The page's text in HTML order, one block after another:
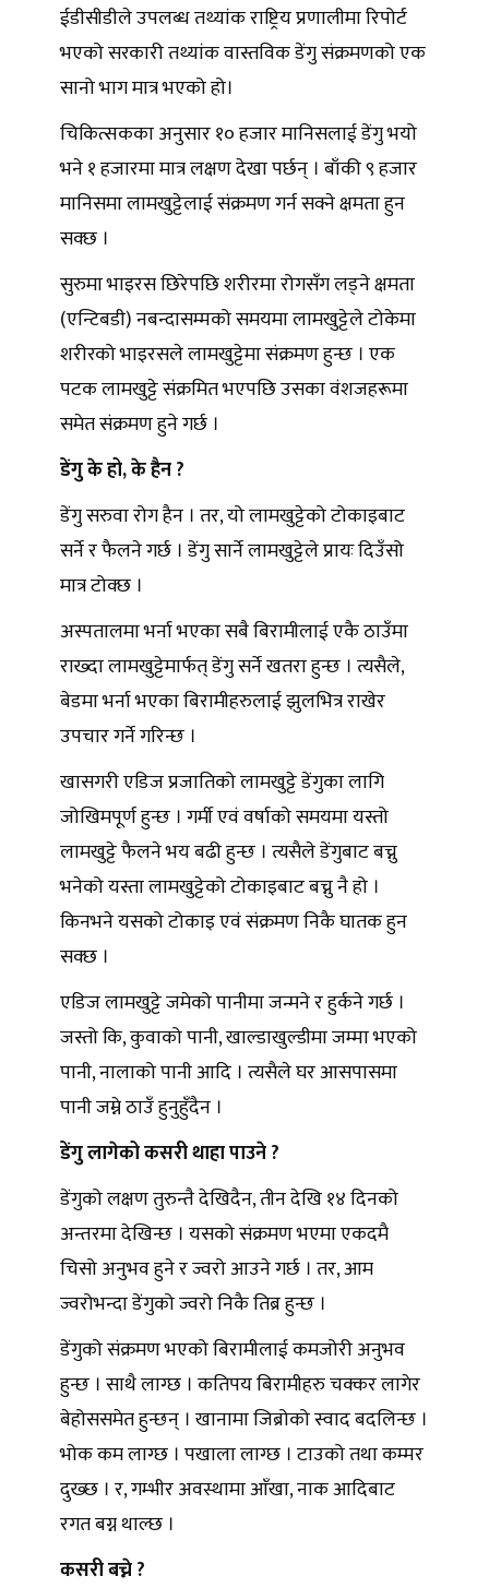
ईडीसीडीले उपलब्ध तथ्यांक राष्ट्रिय प्रणालीमा रिपोर्ट
भएको सरकारी तथ्यांक वास्तविक डेंगु संक्रमणको एक
सानो भाग मात्र भएको हो।
चिकित्सकका अनुसार १० हजार मानिसलाई डेंगु भयो
भने १ हजारमा मात्र लक्षण देखा पर्छन् । बाँकी ९ हजार
मानिसमा लामखुट्टेलाई संक्रमण गर्न सक्ने क्षमता हुन
सक्छ ।
सुरुमा भाइरस छिरेपछि शरीरमा रोगसँग लड्ने क्षमता
(एन्टिबडी) नबन्दासम्मको समयमा लामखुट्टेले टोकेमा
शरीरको भाइरसले लामखुट्टेमा संक्रमण हुन्छ । एक
पटक लामखुट्टे संक्रमित भएपछि उसका वंशजहरूमा
समेत संक्रमण हुने गर्छ ।
डेंगु के हो, के हैन ?
डेंगु सरुवा रोग हैन । तर, यो लामखुट्टेको टोकाइबाट
सर्ने र फैलने गर्छ । डेंगु सार्ने लामखुट्टेले प्रायः दिउँसो
मात्र टोक्छ ।
अस्पतालमा भर्ना भएका सबै बिरामीलाई एकै ठाउँमा
राख्दा लामखुट्टेमार्फत् डेंगु सर्ने खतरा हुन्छ । त्यसैले,
बेडमा भर्ना भएका बिरामीहरुलाई झुलभित्र राखेर
उपचार गर्ने गरिन्छ ।
खासगरी एडिज प्रजातिको लामखुट्टे डेंगुका लागि
जोखिमपूर्ण हुन्छ । गर्मी एवं वर्षाको समयमा यस्तो
लामखुट्टे फैलने भय बढी हुन्छ । त्यसैले डेंगुबाट बच्नु
भनेको यस्ता लामखुट्टेको टोकाइबाट बच्नु नै हो ।
किनभने यसको टोकाइ एवं संक्रमण निकै घातक हुन
सक्छ ।
एडिज लामखुट्टे जमेको पानीमा जन्मने र हुर्कने गर्छ ।
जस्तो कि, कुवाको पानी, खाल्डाखुल्डीमा जम्मा भएको
पानी, नालाको पानी आदि । त्यसैले घर आसपासमा
पानी जम्ने ठाउँ हुनुहुँदैन ।
डेंगु लागेको कसरी थाहा पाउने ?
डेंगुको लक्षण तुरुन्तै देखिदैन, तीन देखि १४ दिनको
अन्तरमा देखिन्छ । यसको संक्रमण भएमा एकदमै
चिसो अनुभव हुने र ज्वरो आउने गर्छ । तर, आम
ज्वरोभन्दा डेंगुको ज्वरो निकै तिब्र हुन्छ ।
डेंगुको संक्रमण भएको बिरामीलाई कमजोरी अनुभव
हुन्छ । साथै लाग्छ । कतिपय बिरामीहरु चक्कर लागेर
बेहोससमेत हुन्छन् । खानामा जिब्रोको स्वाद बदलिन्छ ।
भोक कम लाग्छ । पखाला लाग्छ । टाउको तथा कम्मर
दुख्छ । र, गम्भीर अवस्थामा आँखा, नाक आदिबाट
रगत बग्न थाल्छ ।
कसरी बच्ने ?